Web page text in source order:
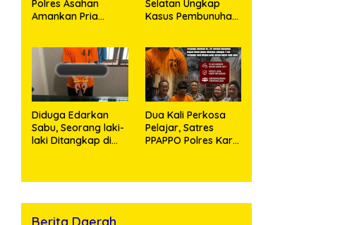
Polres Asahan
Amankan Pria
Bukti
Selatan Ungkap
Kasus Pembunuhan
Anak, Pelaku
Ditangkap
Diduga Edarkan
Sabu, Seorang laki-
laki Ditangkap di
Klip
Dua Kali Perkosa
Pelajar, Satres
PPAPPO Polres Karo
Berita Daerah